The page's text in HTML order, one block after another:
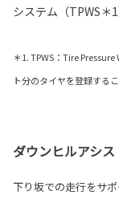
システム（TPWS＊
＊1. TPWS：Tire
ト分のタイヤを登録する
ダウンヒルアシス
下り坂での走行をサポ